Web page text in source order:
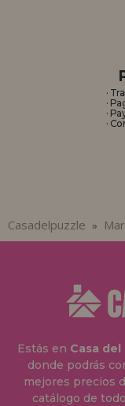
·
·
·
·
Casadelpuzzle »
Estás en Casa del
donde podrás
mejores precios
catálogo de